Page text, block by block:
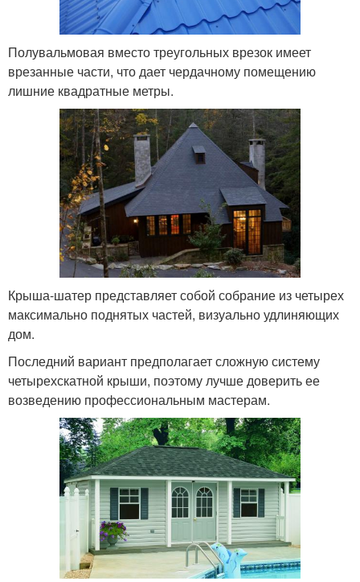
Полувальмовая вместо треугольных врезок имеет
врезанные части, что дает чердачному помещению
лишние квадратные метры.
Крыша-шатер представляет собой собрание из четырех
максимально поднятых частей, визуально удлиняющих
дом.
Последний вариант предполагает сложную систему
четырехскатной крыши, поэтому лучше доверить ее
возведению профессиональным мастерам.